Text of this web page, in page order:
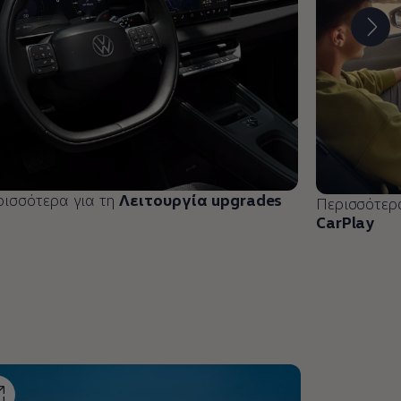
για τηΛειτουργία upgrades
CarPlay